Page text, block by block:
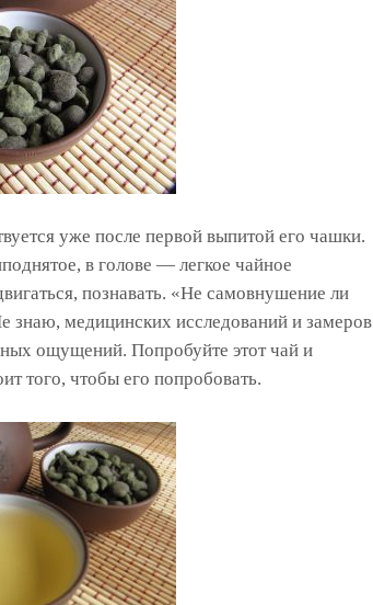
уже после первой выпитой его чашки.
в голове — легкое чайное
познавать. «Не самовнушение ли
знаю, медицинских исследований и замеров
ощущений. Попробуйте этот чай и
того, чтобы его попробовать.